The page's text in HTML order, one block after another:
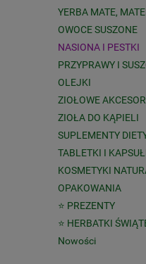
YERBA MATE,
OWOCE SUSZONE
NASIONA I PESTKI
PRZYPRAWY I
OLEJKI
ZIOŁOWE
ZIOŁA DO KĄPIELI
SUPLEMENTY
TABLETKI I
KOSMETYKI
OPAKOWANIA
⭐ PREZENTY
⭐ HERBATKI
Nowości